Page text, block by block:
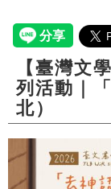
【臺灣文
列活動｜
北）